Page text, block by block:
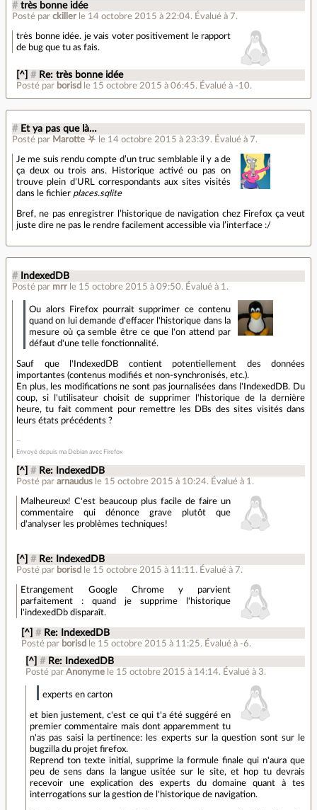
# très bonne idée
Posté par ckiller le 14 octobre 2015 à 22:04. Évalué à 7.
très bonne idée. je vais voter positivement le rapport
de bug que tu as fais.
[^] # Re: très bonne idée
Posté par borisd le 15 octobre 2015 à 06:45. Évalué à -10.
# Et ya pas que là…
Posté par Marotte ⛧ le 14 octobre 2015 à 23:39. Évalué à 7.
Je me suis rendu compte d’un truc semblable il y a de
ça deux ou trois ans. Historique activé ou pas on
trouve plein d’URL correspondants aux sites visités
dans le fichier places.sqlite
Bref, ne pas enregistrer l’historique de navigation chez Firefox ça veut
juste dire ne pas le rendre facilement accessible via l’interface :/
# IndexedDB
Posté par mrr le 15 octobre 2015 à 09:50. Évalué à 1 .
Ou alors Firefox pourrait supprimer ce contenu
quand on lui demande d'effacer l'historique dans la
mesure où ça semble être ce que l'on attend par
défaut d'une telle fonctionnalité.
Sauf que l'IndexedDB contient potentiellement des données
importantes (contenus modifiés et non-synchronisés, etc.).
En plus, les modifications ne sont pas journalisées dans l'IndexedDB. Du
coup, si l'utilisateur choisit de supprimer l'historique de la dernière
heure, tu fait comment pour remettre les DBs des sites visités dans
leurs états précédents ?
Envoyé depuis ma Debian avec Firefox
[^] # Re: IndexedDB
Posté pararnaudus le 15 octobre 2015 à 10:24. Évalué à 1 .
Malheureux! C'est beaucoup plus facile de faire un
commentaire qui dénonce grave plutôt que
d'analyser les problèmes techniques!
[^] # Re: IndexedDB
Posté par borisd le 15 octobre 2015 à 11:11 . Évalué à7.
Etrangement Google Chrome y parvient
parfaitement : quand je supprime l'historique
l'indexedDb disparaît.
[^] # Re: IndexedDB
Posté par borisd le 15 octobre 2015 à 11:25. Évalué à -6.
[^] # Re: IndexedDB
Posté parAnonyme le 15 octobre 2015 à 14:14. Évalué à 3.
experts en carton
et bien justement, c'est ce qui t'a été suggéré en
premier commentaire mais dont apparemment tu
n'as pas saisi la pertinence: les experts sur la question sont sur le
bugzilla du projet firefox.
Reprend ton texte initial, supprime la formule finale qui n'aura que
peu de sens dans la langue usitée sur le site, et hop tu devrais
recevoir une explication des experts du domaine quant à tes
interrogations sur la gestion de l'historique de navigation.